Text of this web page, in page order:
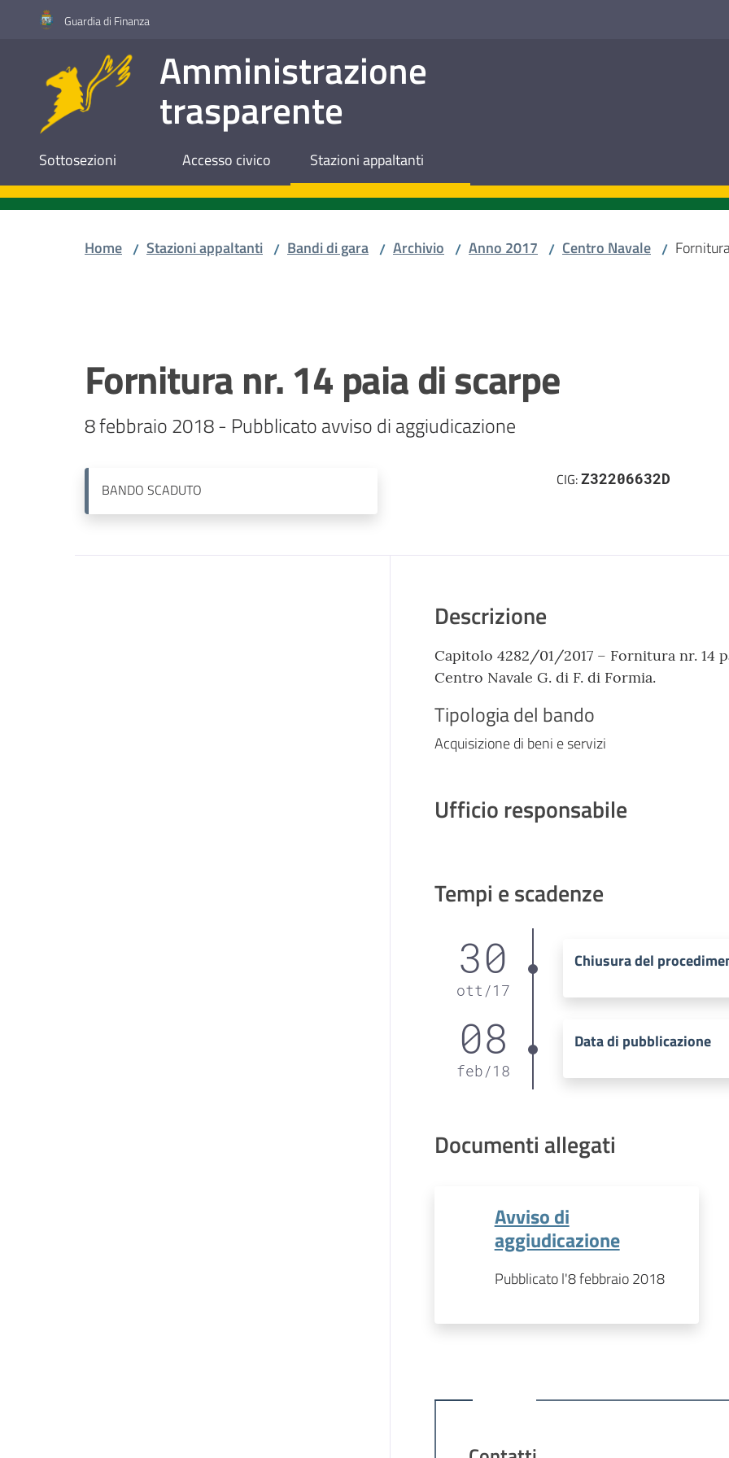
Vai al contenuto
Vai alla navigazione
Vai al footerGuardia di Finanza
Amministrazione
trasparente
Sottosezioni Accesso civico Stazioni appaltanti
Home / Stazioni appaltanti / Bandi di gara / Archivio / Anno 2017 / Centro Navale /
Fornitura nr. 14 paia di scarpe
8 febbraio 2018 - Pubblicato avviso di aggiudicazione
BANDO SCADUTO
CIG:Z32206632D
Descrizione
Capitolo 4282/01/2017 – Fornitura nr. 14
Centro Navale G. di F. di Formia.
Tipologia del bando
Acquisizione di beni e servizi
Ufficio responsabile
Tempi e scadenze
30
ott /17
Chiusura del
08
feb/18
Data di pubblicazione
Documenti allegati
Avviso di
aggiudicazione
Pubblicato l'8 febbraio 2018